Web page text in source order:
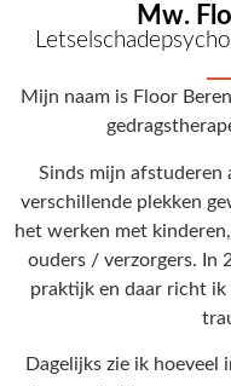
Mw.
Mijn naam is Floor
Sinds mijn afstuderen
verschillende plekken
het werken met
ouders / verzorgers. In
praktijk en daar richt ik
Dagelijks zie ik hoeveel